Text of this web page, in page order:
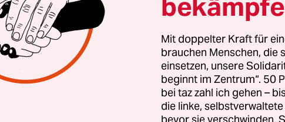
Mit doppelter Kraft für
brauchen Menschen, die
einsetzen, unsere
beginnt im Zentrum“. 50
bei taz zahl ich gehen –
die linke,
bevor sie verschwinden.